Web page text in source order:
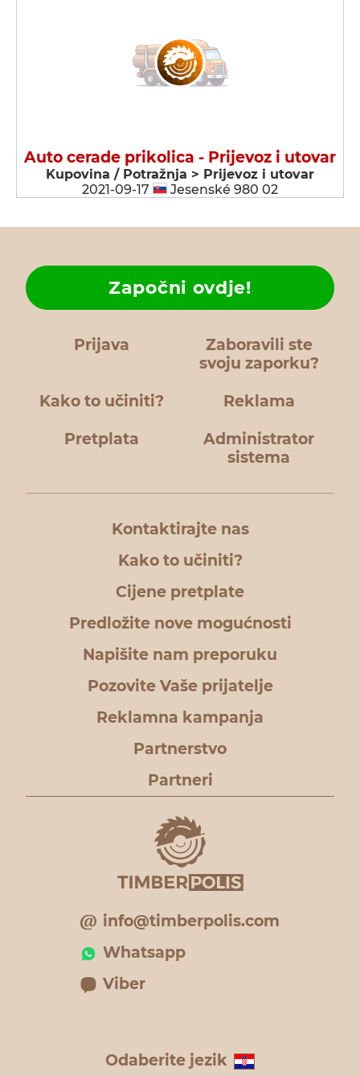
Auto cerade prikolica - Prijevoz i utovar
Kupovina / Potražnja > Prijevoz i utovar
2021-09-17
Jesenské 980 02
Prijava
Zaboravili ste
svoju zaporku?
Kako to učiniti?
Započni ovdje!
Reklama
Pretplata
Administrator
sistema
Kontaktirajte nas
Kako to učiniti?
Cijene pretplate
Predložite nove mogućnosti
Napišite nam preporuku
Pozovite Vaše prijatelje
Reklamna kampanja
Partnerstvo
Partneri
info@timberpolis.com
Whatsapp
Viber
Odaberite jezik